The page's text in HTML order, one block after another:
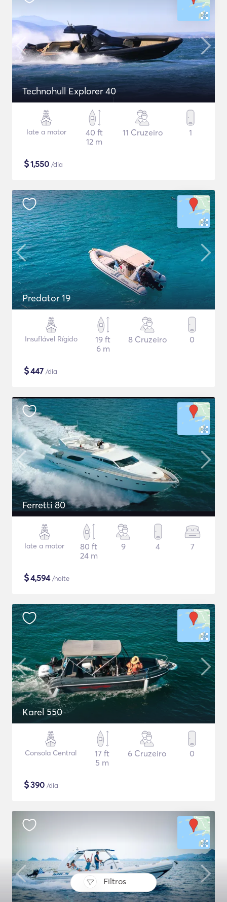
Filtros
Technohull Explorer 40
Iate a motor
40 ft
12 m
11 Cruzeiro 1
$1,550 /dia
Predator 19
Insuflável Rígido
19 ft
6 m
8 Cruzeiro 0
$447 /dia
Ferretti 80
Iate a motor
80 ft
24 m
9 4 7
$4,594/noite
Karel 550
Consola Central
17 ft
5 m
6 Cruzeiro 0
$390 /dia